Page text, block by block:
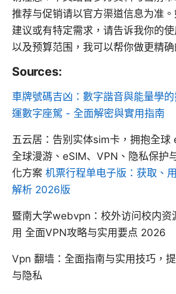
推荐与促销请以官方渠道信息为准
建议或有特定需求，请告诉我你的
以及预算范围，我可以帮你做更精确
Sources:
車牌號碼吉凶：數字諧音與能量學
運數字座駕 - 全面解密與實用指南
五云居：告别实体sim卡，拥抱全球
全球漫游、eSIM、VPN、隐私保护
化方案 机票行程单电子版：获取、
解析 2026版
暨南大学webvpn：校外访问校内资
用 全面VPN攻略与实用要点 2026
Vpn 翻墙：全面指南与实用技巧，
与隐私